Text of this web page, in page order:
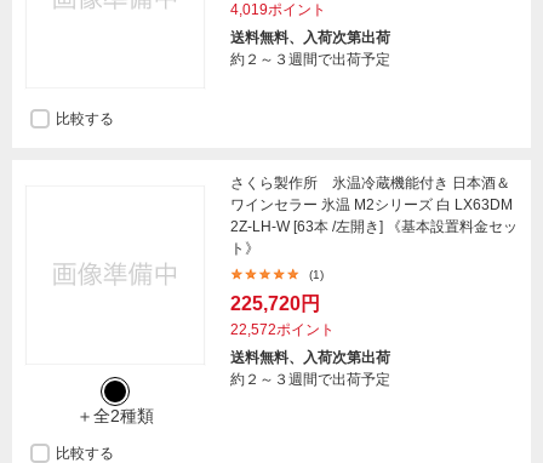
4,019ポイント
送料無料、入荷次第出荷
約２～３週間で出荷予定
比較する
＋全2種類
さくら製作所 氷温冷蔵機能付き 日本酒＆
ワインセラー 氷温 M2シリーズ 白 LX63DM
2Z-LH-W [63本 /左開き] 《基本設置料金セッ
ト》
(1)
225,720円
22,572ポイント
送料無料、入荷次第出荷
約２～３週間で出荷予定
比較する